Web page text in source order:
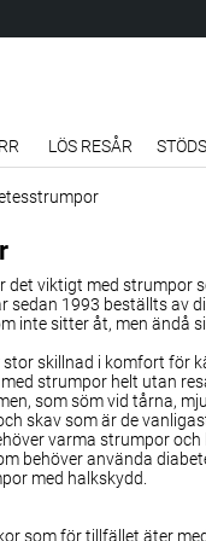
LÖS RESÅR
det viktigt med strumpor
sedan 1993 beställts av
inte sitter åt, men ändå
stor skillnad i komfort för
strumpor helt utan
somsöm vid tårna,
skavsom är de
varma strumpor
behöver använda
med halkskydd.
som för tillfället äter